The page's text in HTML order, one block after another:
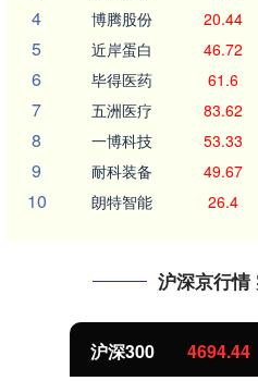
4 博腾股份 20.44
5 近岸蛋白 46.72
6 毕得医药 61.6
7 五洲医疗 83.62
8 一博科技 53.33
9 耐科装备 49.67
10 朗特智能 26.4
沪深京行情
43.13 0.93%